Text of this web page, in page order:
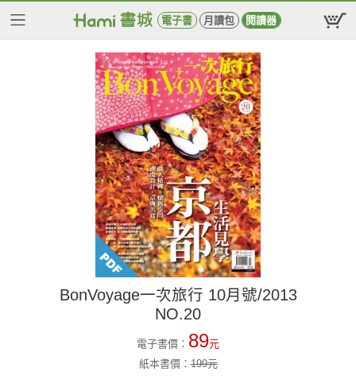
電子書 月讀包 閱讀器
BonVoyage一次旅行 10月號/2013
NO.20
電子書價： 89元
紙本書價：199元